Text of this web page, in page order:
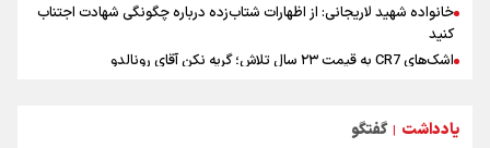
خانواده شهید لاریجانی: از اظهارات شتاب‌زده درباره چگونگی شهادت اجتناب
کنید
اشک‌های CR7 به قیمت ۲۳ سال تلاش؛ گریه نکن آقای رونالدو
تلاش مدام برای زنده نگه داشتن هنر ایرانی
یادداشت | گفتگو